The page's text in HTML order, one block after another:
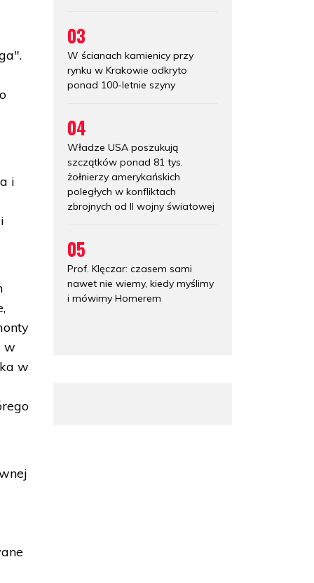
i
w
w
03
W ścianach kamienicy przy
rynku w Krakowie odkryto
ponad 100-letnie szyny
04
Władze USA poszukują
szczątków ponad 81 tys.
żołnierzy amerykańskich
poległych w konfliktach
zbrojnych od II wojny światowej
05
Prof. Klęczar: czasem sami
nawet nie wiemy, kiedy myślimy
i mówimy Homerem